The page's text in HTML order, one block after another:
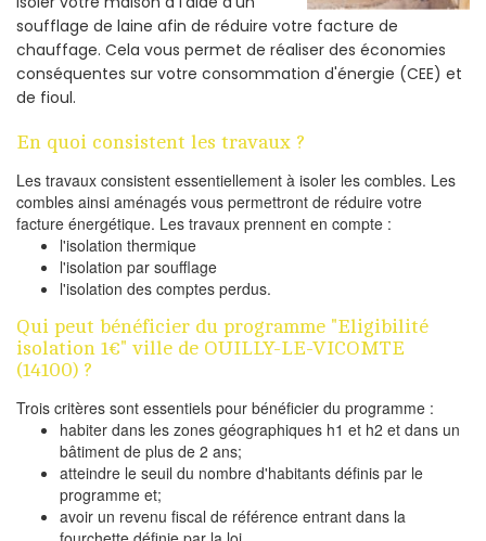
soufflage de laine afin de réduire votre facture de
chauffage. Cela vous permet de réaliser des économies
conséquentes sur votre consommation d'énergie (CEE) et
de fioul.
En quoi consistent les travaux ?
Les travaux consistent essentiellement à isoler les combles. Les
combles ainsi aménagés vous permettront de réduire votre
facture énergétique. Les travaux prennent en compte :
l'isolation thermique
l'isolation par soufflage
l'isolation des comptes perdus.
Qui peut bénéficier du programme "Eligibilité
isolation 1€" ville de OUILLY-LE-VICOMTE
(14100) ?
Trois critères sont essentiels pour bénéficier du programme :
habiter dans les zones géographiques h1 et h2 et dans un
bâtiment de plus de 2 ans;
atteindre le seuil du nombre d'habitants définis par le
programme et;
avoir un revenu fiscal de référence entrant dans la